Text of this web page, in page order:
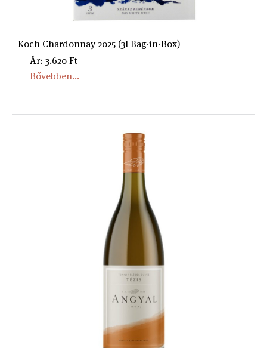
Koch Chardonnay 2025 (3l Bag-in-Box)
Ár: 3.620 Ft
Bővebben...